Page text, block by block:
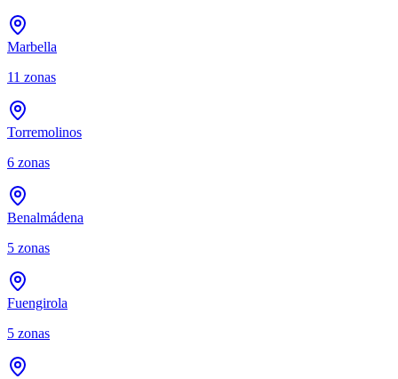
Marbella
11 zonas
Torremolinos
6 zonas
Benalmádena
5 zonas
Fuengirola
5 zonas